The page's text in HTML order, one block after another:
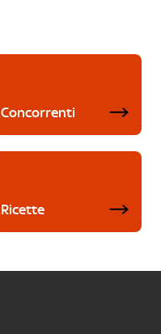
Concorrenti
Ricette